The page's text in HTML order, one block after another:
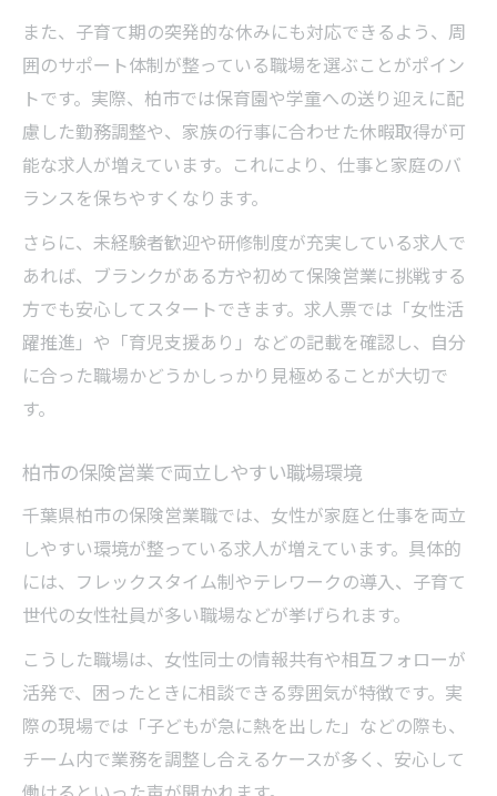
また、子育て期の突発的な休みにも対応できるよう、周
囲のサポート体制が整っている職場を選ぶことがポイン
トです。実際、柏市では保育園や学童への送り迎えに配
慮した勤務調整や、家族の行事に合わせた休暇取得が可
能な求人が増えています。これにより、仕事と家庭のバ
ランスを保ちやすくなります。
さらに、未経験者歓迎や研修制度が充実している求人で
あれば、ブランクがある方や初めて保険営業に挑戦する
方でも安心してスタートできます。求人票では「女性活
躍推進」や「育児支援あり」などの記載を確認し、自分
に合った職場かどうかしっかり見極めることが大切で
す。
柏市の保険営業で両立しやすい職場環境
千葉県柏市の保険営業職では、女性が家庭と仕事を両立
しやすい環境が整っている求人が増えています。具体的
には、フレックスタイム制やテレワークの導入、子育て
世代の女性社員が多い職場などが挙げられます。
こうした職場は、女性同士の情報共有や相互フォローが
活発で、困ったときに相談できる雰囲気が特徴です。実
際の現場では「子どもが急に熱を出した」などの際も、
チーム内で業務を調整し合えるケースが多く、安心して